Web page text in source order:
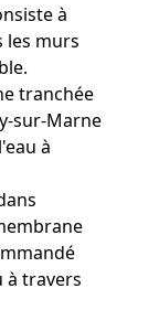
à
les murs
tranchée
sur-Marne
à
à travers